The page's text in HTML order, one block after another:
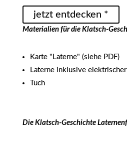
jetzt entdecken *
Materialien für die Klatsch-
Karte "Laterne" (siehe PDF)
Laterne inklusive
Tuch
Die Klatsch-Geschichte